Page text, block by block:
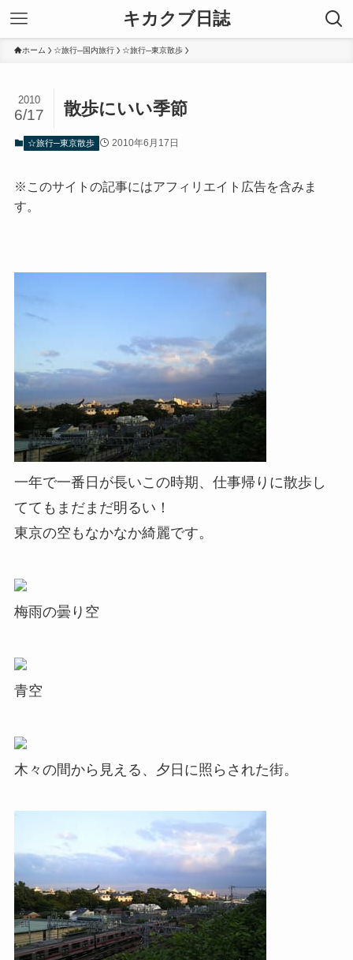
キカクブ日誌
ホーム ☆旅行─国内旅行 ☆旅行─東京散歩
散歩にいい季節
2010
6/17
☆旅行─東京散歩 2010年6月17日
※このサイトの記事にはアフィリエイト広告を含みま
す。
一年で一番日が長いこの時期、仕事帰りに散歩し
ててもまだまだ明るい！
東京の空もなかなか綺麗です。
梅雨の曇り空
青空
木々の間から見える、夕日に照らされた街。